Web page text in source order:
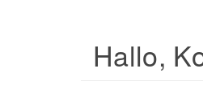
Hallo,